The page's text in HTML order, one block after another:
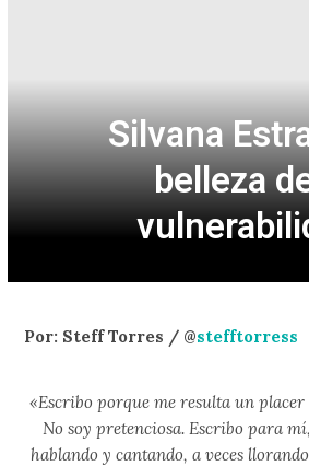
Silvana
belleza
Por: Steff Torres / @stefftorress
«Escribo porque me resulta un
No soy pretenciosa. Escribo para
hablando y cantando, a veces